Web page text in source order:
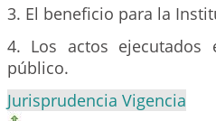
3. El beneficio para la
4. Los actos
público.
Jurisprudencia Vigencia